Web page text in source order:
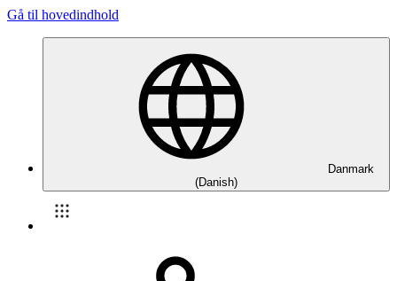
Gå til hovedindhold
Danmark
(Danish)